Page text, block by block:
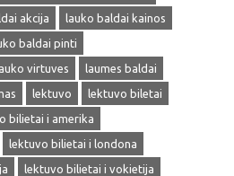
akcija
lauko baldai kainos
baldai pinti
virtuves
laumes baldai
lektuvo
lektuvo biletai
bilietai i amerika
lektuvo bilietai i londona
lektuvo bilietai i vokietija